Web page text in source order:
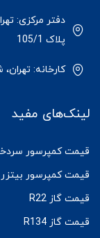
دفتر مرکزی:
پلاک 105/1
کارخانه: تهران،
لینک‌های مفید
قیمت کمپرسور
قیمت کمپرسور بیتزر
قیمت گاز R22
قیمت گاز R134